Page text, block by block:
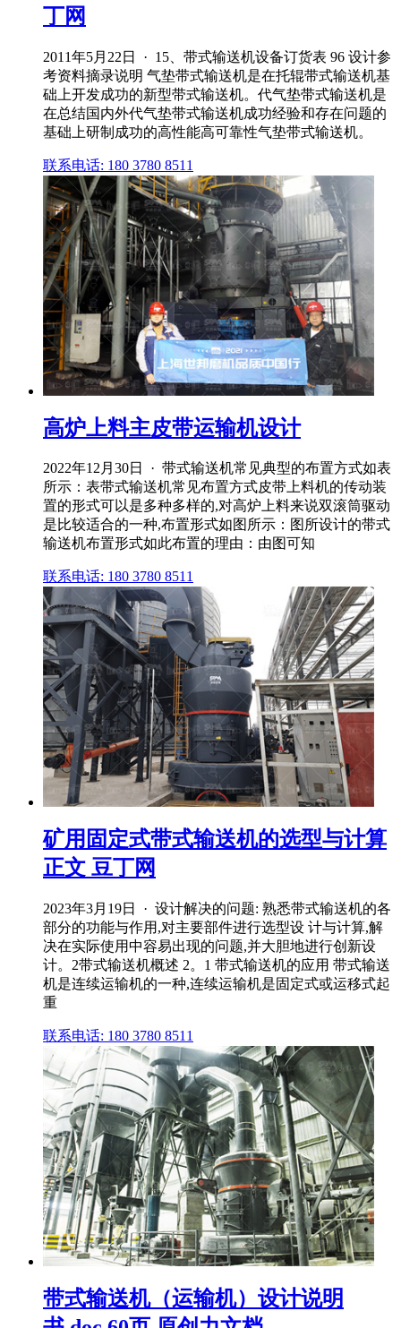
丁网
2011年5月22日 · 15、带式输送机设备订货表 96 设计参
考资料摘录说明 气垫带式输送机是在托辊带式输送机基
础上开发成功的新型带式输送机。代气垫带式输送机是
在总结国内外代气垫带式输送机成功经验和存在问题的
基础上研制成功的高性能高可靠性气垫带式输送机。
联系电话: 180 3780 8511
高炉上料主皮带运输机设计
2022年12月30日 · 带式输送机常见典型的布置方式如表
所示：表带式输送机常见布置方式皮带上料机的传动装
置的形式可以是多种多样的,对高炉上料来说双滚筒驱动
是比较适合的一种,布置形式如图所示：图所设计的带式
输送机布置形式如此布置的理由：由图可知
联系电话: 180 3780 8511
矿用固定式带式输送机的选型与计算
正文 豆丁网
2023年3月19日 · 设计解决的问题: 熟悉带式输送机的各
部分的功能与作用,对主要部件进行选型设 计与计算,解
决在实际使用中容易出现的问题,并大胆地进行创新设
计。2带式输送机概述 2。1 带式输送机的应用 带式输送
机是连续运输机的一种,连续运输机是固定式或运移式起
重
联系电话: 180 3780 8511
带式输送机（运输机）设计说明